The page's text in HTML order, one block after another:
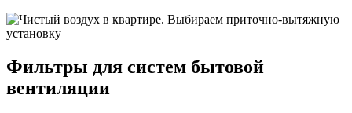
Фильтры для систем бытовой
вентиляции